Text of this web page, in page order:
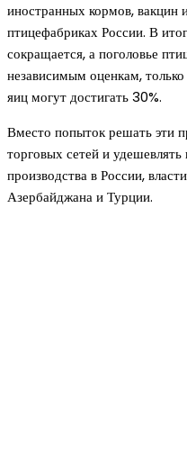
иностранных кормов, вакцин
птицефабриках России. В
сокращается, а поголовье
независимым оценкам,
яиц могут достигать 30%.
Вместо попыток решать эти
торговых сетей и
производства в России,
Азербайджана и Турции.